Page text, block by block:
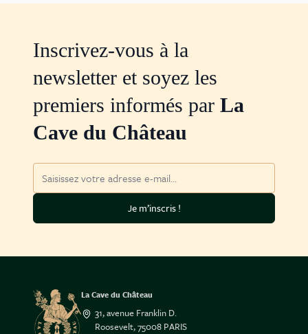
Inscrivez-vous à la
newsletter et soyez les
premiers informés par La
Cave du Château
Je m’inscris !
La Cave du Château
31, avenue Franklin D.
Roosevelt, 75008 PARIS